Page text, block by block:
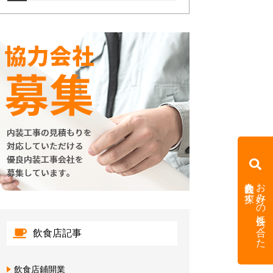
飲食店記事
飲食店鋪開業
お好みの条件に合った
内装会社を探す